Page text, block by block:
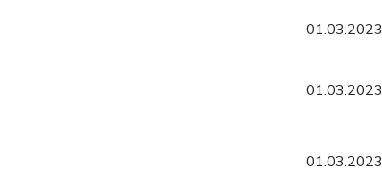
01.03.2023
01.03.2023
01.03.2023